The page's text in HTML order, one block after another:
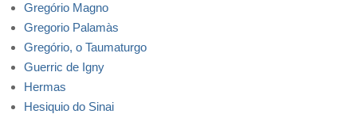
Gregório Magno
Gregorio Palamàs
Gregório, o Taumaturgo
Guerric de Igny
Hermas
Hesiquio do Sinai